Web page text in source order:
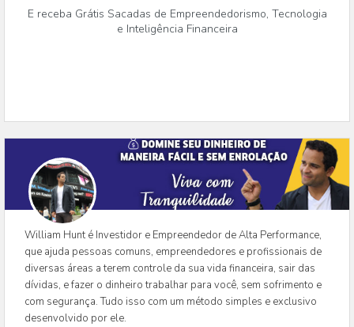
E receba Grátis Sacadas de Empreendedorismo, Tecnologia
e Inteligência Financeira
William Hunt é Investidor e Empreendedor de Alta Performance,
que ajuda pessoas comuns, empreendedores e profissionais de
diversas áreas a terem controle da sua vida financeira, sair das
dívidas, e fazer o dinheiro trabalhar para você, sem sofrimento e
com segurança. Tudo isso com um método simples e exclusivo
desenvolvido por ele.